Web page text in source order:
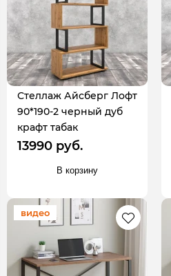
Стеллаж Айсберг Лофт
90*190-2 черный дуб
крафт табак
13990 руб.
В корзину
видео